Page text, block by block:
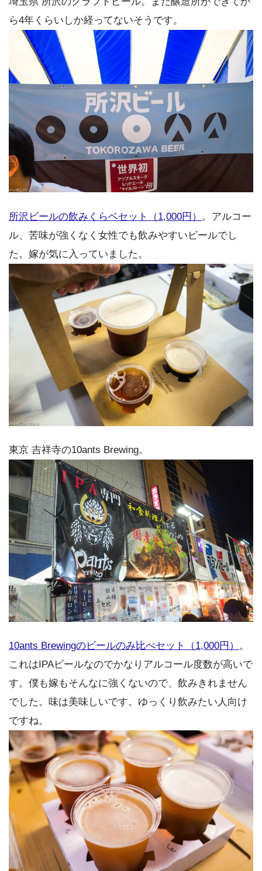
ら4年くらいしか経ってないそうです。
所沢ビールの飲みくらベセット（1,000円）
。アルコー
ル、苦味が強くなく女性でも飲みやすいビールでし
た。嫁が気に入っていました。
東京 吉祥寺の10ants Brewing。
10ants Brewingのビールのみ比べセット（1,000円） 。
これはIPAビールなのでかなりアルコール度数が高いで
す。僕も嫁もそんなに強くないので、飲みきれません
でした。味は美味しいです。ゆっくり飲みたい人向け
ですね。